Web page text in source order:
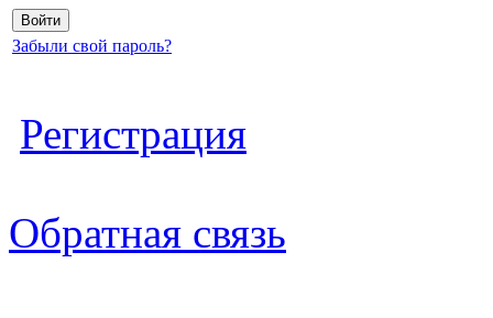
Забыли свой пароль?
Регистрация
Обратная связь